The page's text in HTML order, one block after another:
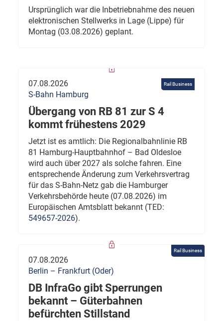
Ursprünglich war die Inbetriebnahme des neuen
elektronischen Stellwerks in Lage (Lippe) für
Montag (03.08.2026) geplant.
Rail Business
07.08.2026
S-Bahn Hamburg
Übergang von RB 81 zur S 4
kommt frühestens 2029
Jetzt ist es amtlich: Die Regionalbahnlinie RB
81 Hamburg-Hauptbahnhof – Bad Oldesloe
wird auch über 2027 als solche fahren. Eine
entsprechende Änderung zum Verkehrsvertrag
für das S-Bahn-Netz gab die Hamburger
Verkehrsbehörde heute (07.08.2026) im
Europäischen Amtsblatt bekannt (TED:
549657-2026).
Rail Business
07.08.2026
Berlin – Frankfurt (Oder)
DB InfraGo gibt Sperrungen
bekannt – Güterbahnen
befürchten Stillstand